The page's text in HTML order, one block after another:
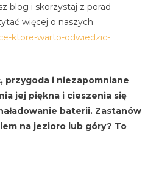
blog i skorzystaj z porad
więcej o naszych
ktore-warto-odwiedzic-
przygoda i niezapomniane
jej piękna i cieszenia się
baterii. Zastanów
na jezioro lub góry? To